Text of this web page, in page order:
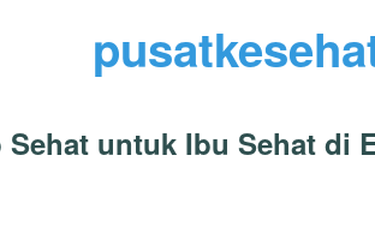
Sehat untuk Ibu Sehat di